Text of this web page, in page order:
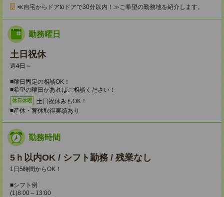
≪自宅からドアtoドアで30分以内！≫ご希望の勤務地を紹介します。
勤務曜日
土日祝休
週4日～
■曜日固定の相談OK！
■希望の曜日があればご相談ください！
休日休暇
土日祝休みもOK！
■産休・育休取得実績あり
勤務時間
5ｈ以内OK / シフト勤務 / 残業なし
1日5時間からOK！
■シフト例
(1)8:00～13:00